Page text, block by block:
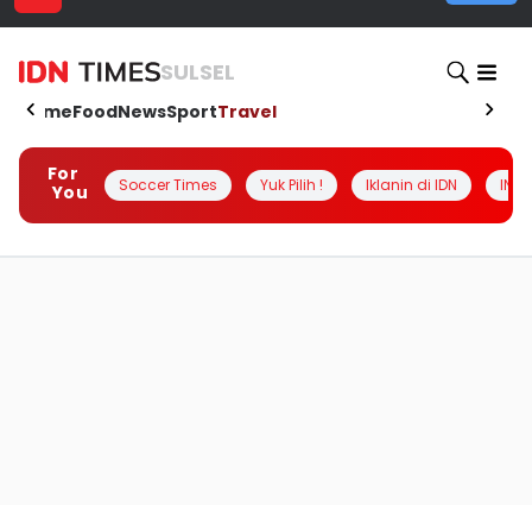
SULSEL
HomeFoodNewsSportTravel
For
You
Soccer Times Yuk Pilih ! Iklanin di IDN